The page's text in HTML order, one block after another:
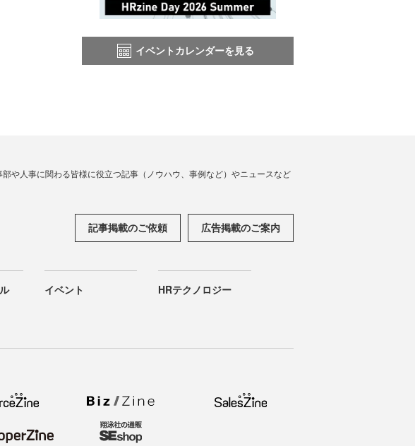
イベントカレンダーを見る
や人事に関わる皆様に役立つ記事（ノウハウ、事例など）やニュースなど
記事掲載のご依頼 広告掲載のご案内
イベント HRテクノロジー